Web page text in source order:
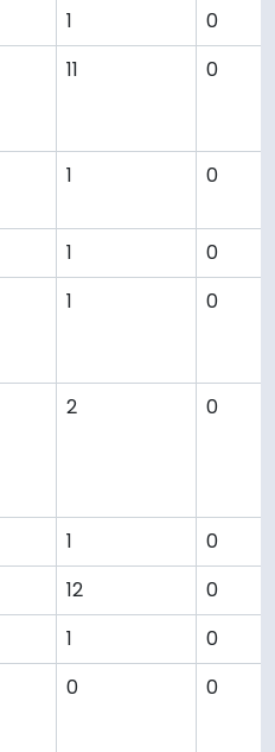
1
0
11 0
1 0
1
0
1 0
2 0
1
0
12
0
1
0
0 0